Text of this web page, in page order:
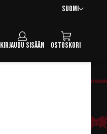
Kieli
Suomi
Ostoskori
Kirjaudu sisään